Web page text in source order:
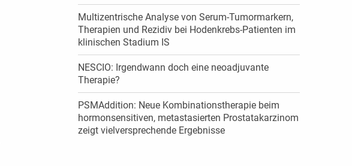
Multizentrische Analyse von Serum-Tumormarkern,
Therapien und Rezidiv bei Hodenkrebs-Patienten im
klinischen Stadium IS
NESCIO: Irgendwann doch eine neoadjuvante
Therapie?
PSMAddition: Neue Kombinationstherapie beim
hormonsensitiven, metastasierten Prostatakarzinom
zeigt vielversprechende Ergebnisse